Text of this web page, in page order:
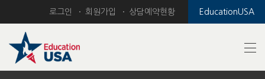
EducationUSA
로그인 회원가입 상담예약현황